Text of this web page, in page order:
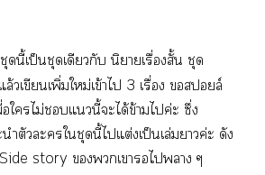
นี้เป็นชุดเดียวกับ นิยายเรื่องสั้น ชุด
ล้วเขียนเพิ่มใหม่เข้าไ 3 เรื่อง สล์
ใไม่แนี้ะได้ข้ามไค่ะ ซึ่ง
ำตัวะใชุดนี้ไแต่งเป็นเล่มาค่ะ ดัง
story เาไา ๆ